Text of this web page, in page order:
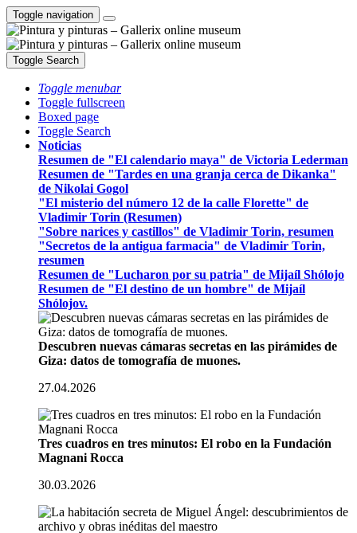
Toggle navigation
Toggle Search
Toggle menubar
Toggle fullscreen
Boxed page
Toggle Search
Noticias
Resumen de "El calendario maya" de Victoria Lederman
Resumen de "Tardes en una granja cerca de Dikanka"
de Nikolai Gogol
"El misterio del número 12 de la calle Florette" de
Vladimir Torin (Resumen)
"Sobre narices y castillos" de Vladimir Torin, resumen
"Secretos de la antigua farmacia" de Vladimir Torin,
resumen
Resumen de "Lucharon por su patria" de Mijaíl Shólojo
Resumen de "El destino de un hombre" de Mijaíl
Shólojov.
Descubren nuevas cámaras secretas en las pirámides de
Giza: datos de tomografía de muones.
27.04.2026
Tres cuadros en tres minutos: El robo en la Fundación
Magnani Rocca
30.03.2026